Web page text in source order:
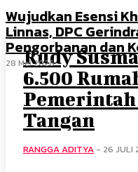
Wujudkan Esensi
Linnas, DPC
Pengorbanan dan
28 Mei 2026
Rudy
6.500
Tangan
RANGGA ADITYA - 26 JULI